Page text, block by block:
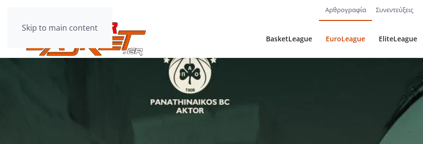
Skip to main content
Αρθρογραφία Συνεντεύξεις
BasketLeague EuroLeague EliteLeague